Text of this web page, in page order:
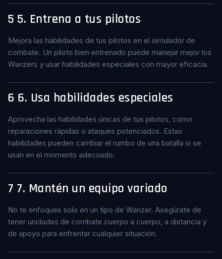
5 5. Entrena a tus pilotos
Mejora las habilidades de tus pilotos en el simulador de
combate. Un piloto bien entrenado puede manejar mejor los
Wanzers y usar habilidades especiales con mayor eficacia.
6 6. Usa habilidades especiales
Aprovecha las habilidades únicas de tus pilotos, como
reparaciones rápidas o ataques potenciados. Estas
habilidades pueden cambiar el rumbo de una batalla si se
usan en el momento adecuado.
7 7. Mantén un equipo variado
No te enfoques solo en un tipo de Wanzer. Asegúrate de
tener unidades de combate cuerpo a cuerpo, a distancia y
de apoyo para enfrentar cualquier situación.